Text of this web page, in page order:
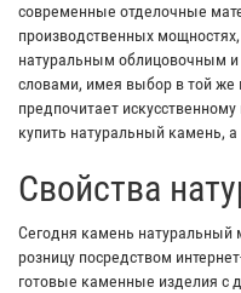
современные отделочные
производственных
натуральным облицовочным
словами, имея выбор в той же
предпочитает
купить натуральный камень,
Свойства
Сегодня камень натуральный
розницу посредством
готовые каменные изделия с